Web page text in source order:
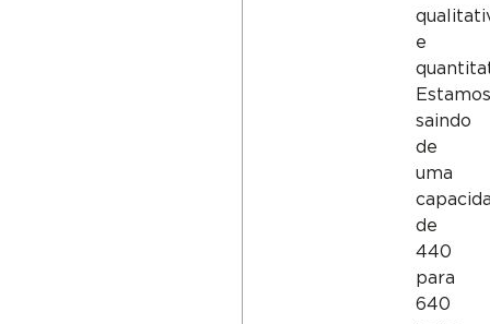
e
Estamos
saindo
de
uma
de
440
para
640